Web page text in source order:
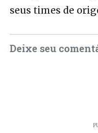
seus times de
Deixe seu